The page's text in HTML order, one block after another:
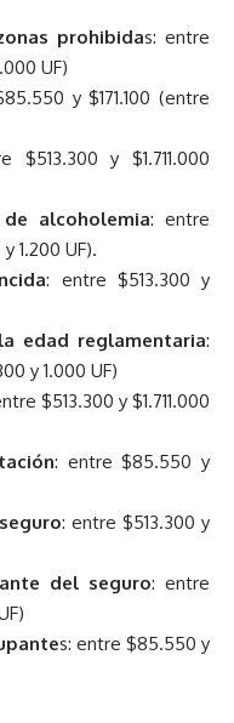
prohibidas: entre
UF)
y $171.100 (entre
$513.300 y $1.711.000
alcoholemia: entre
1.200 UF).
: entre $513.300 y
edad reglamentaria:
y 1.000 UF)
$513.300 y $1.711.000
: entre $85.550 y
: entre $513.300 y
del seguro: entre
s: entre $85.550 y